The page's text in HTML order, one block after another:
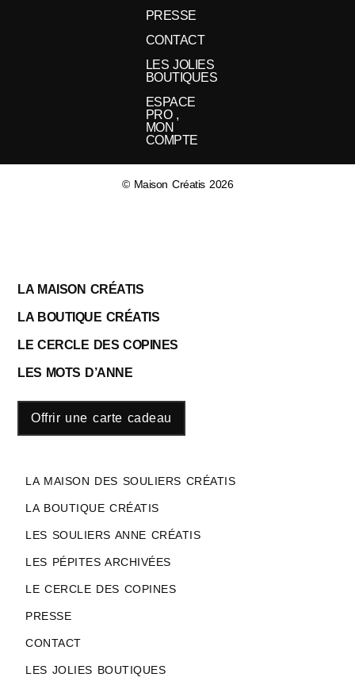
PRESSE
CONTACT
LES JOLIES
BOUTIQUES
ESPACE
PRO ,
MON
COMPTE
© Maison Créatis 2026
LA MAISON CRÉATIS
LA BOUTIQUE CRÉATIS
LE CERCLE DES COPINES
LES MOTS D’ANNE
Offrir une carte cadeau
LA MAISON DES SOULIERS CRÉATIS
LA BOUTIQUE CRÉATIS
LES SOULIERS ANNE CRÉATIS
LES PÉPITES ARCHIVÉES
LE CERCLE DES COPINES
PRESSE
CONTACT
LES JOLIES BOUTIQUES